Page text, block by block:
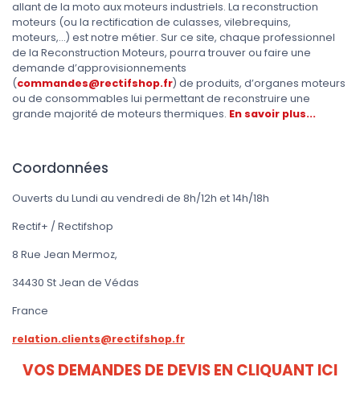
allant de la moto aux moteurs industriels. La reconstruction
moteurs (ou la rectification de culasses, vilebrequins,
moteurs,...) est notre métier. Sur ce site, chaque professionnel
de la Reconstruction Moteurs, pourra trouver ou faire une
demande d’approvisionnements
(commandes@rectifshop.fr) de produits, d’organes moteurs
ou de consommables lui permettant de reconstruire une
grande majorité de moteurs thermiques. En savoir plus...
Coordonnées
Ouverts du Lundi au vendredi de 8h/12h et 14h/18h
Rectif+ / Rectifshop
8 Rue Jean Mermoz,
34430 St Jean de Védas
France
relation.clients@rectifshop.fr
VOS DEMANDES DE DEVIS EN CLIQUANT ICI